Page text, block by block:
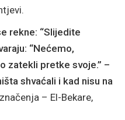
rekne: “Slijedite
“Nećemo,
zatekli pretke svoje.” –
shvaćali i kad nisu na
– El-Bekare,